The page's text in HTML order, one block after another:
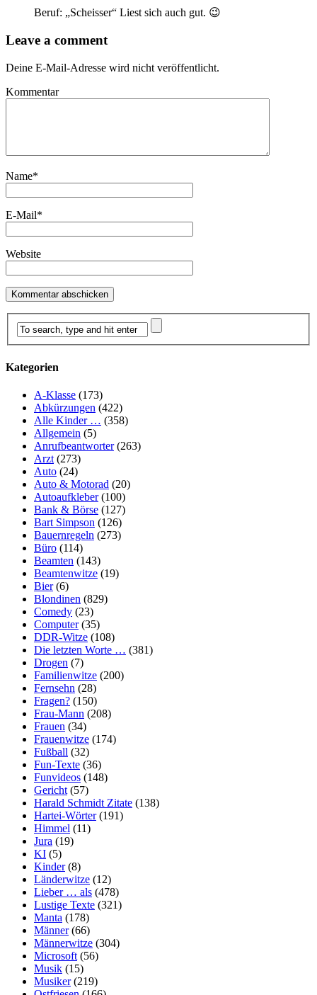
Beruf: „Scheisser“ Liest sich auch gut. 😉
Leave a comment
Deine E-Mail-Adresse wird nicht veröffentlicht.
Kommentar
Name*
E-Mail*
Website
Kategorien
A-Klasse (173)
Abkürzungen (422)
Alle Kinder … (358)
Allgemein (5)
Anrufbeantworter(263)
Arzt (273)
Auto (24)
Auto & Motorad (20)
Autoaufkleber(100)
Bank & Börse (127)
Bart Simpson (126)
Bauernregeln (273)
Büro (114)
Beamten (143)
Beamtenwitze (19)
Bier(6)
Blondinen (829)
Comedy (23)
Computer(35)
DDR-Witze (108)
Die letzten Worte … (381)
Drogen (7)
Familienwitze (200)
Fernsehn (28)
Fragen? (150)
Frau-Mann (208)
Frauen (34)
Frauenwitze (174)
Fußball (32)
Fun-Texte (36)
Funvideos (148)
Gericht (57)
Harald Schmidt Zitate (138)
Hartei-Wörter(191)
Himmel (11)
Jura (19)
KI (5)
Kinder(8)
Länderwitze (12)
Lieber … als (478)
Lustige Texte (321)
Manta (178)
Männer(66)
Männerwitze (304)
Microsoft (56)
Musik (15)
Musiker(219)